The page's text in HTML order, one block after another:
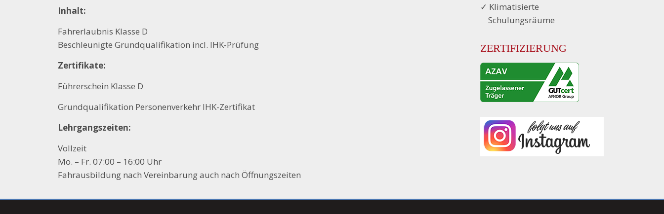
Inhalt:
Fahrerlaubnis Klasse D
Beschleunigte Grundqualifikation incl. IHK-Prüfung
Zertifikate:
Führerschein Klasse D
Grundqualifikation Personenverkehr IHK-Zertifikat
Lehrgangszeiten:
Vollzeit
Mo. – Fr. 07:00 – 16:00 Uhr
Fahrausbildung nach Vereinbarung auch nach Öffnungszeiten
✓ Klimatisierte
Schulungsräume
ZERTIFIZIERUNG